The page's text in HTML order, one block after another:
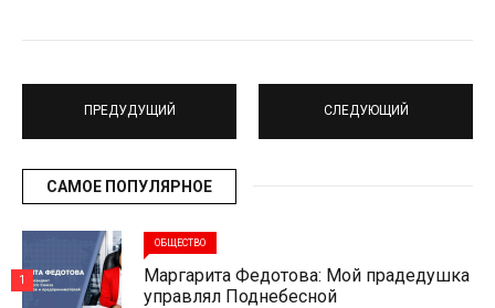
ПРЕДУДУЩИЙ СЛЕДУЮЩИЙ
САМОЕ ПОПУЛЯРНОЕ
ОБЩЕСТВО
Маргарита Федотова: Мой прадедушка
управлял Поднебесной
1